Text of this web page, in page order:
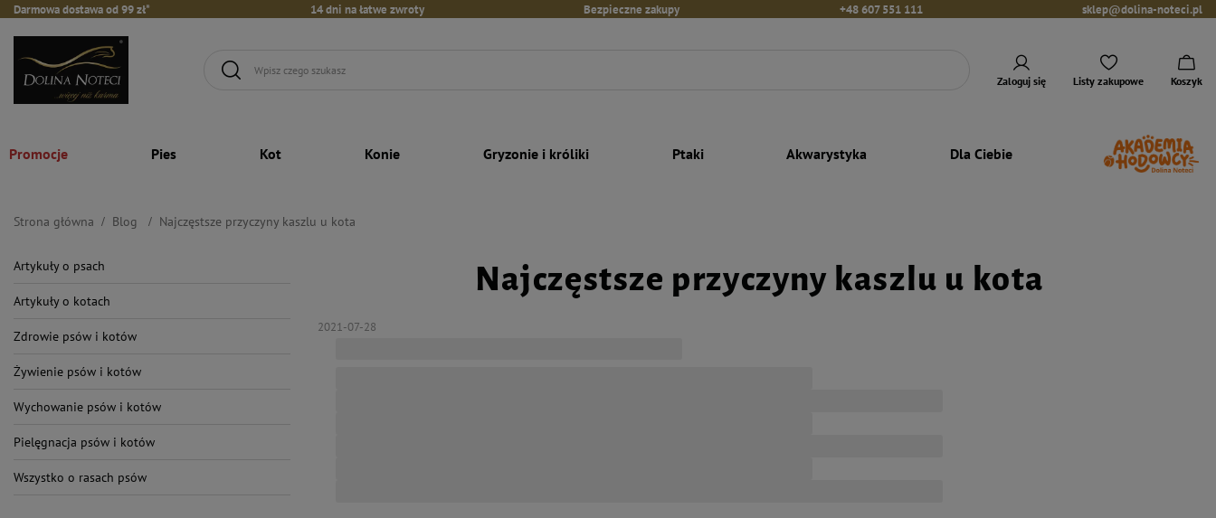
Darmowa dostawa od 99 zł* 14 dni na łatwe zwroty Bezpieczne zakupy +48 607 551 111 sklep@dolina-noteci.pl
Zaloguj się Listy zakupowe Koszyk
Promocje Pies Kot Konie Gryzonie i króliki Ptaki Akwarystyka Dla Ciebie
Strona główna Blog Najczęstsze przyczyny kaszlu u kota
Artykuły o psach
Artykuły o kotach
Zdrowie psów i kotów
Żywienie psów i kotów
Wychowanie psów i kotów
Pielęgnacja psów i kotów
Wszystko o rasach psów
Najczęstsze przyczyny kaszlu u kota
2021-07-28